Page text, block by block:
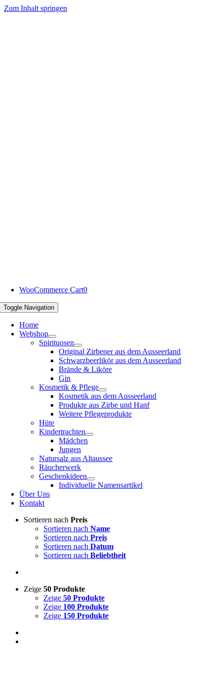
Zum Inhalt springen
WooCommerce Cart0
Toggle Navigation
Home
Webshop
Spirituosen
Original Zirbener aus dem Ausseerland
Schwarzbeerlikör aus dem Ausseerland
Brände & Liköre
Gin
Kosmetik & Pflege
Kosmetik aus dem Ausseerland
Produkte aus Zirbe und Hanf
Weitere Pflegeprodukte
Hüte
Kindertrachten
Mädchen
Jungen
Natursalz aus Altaussee
Räucherwerk
Geschenkideen
Individuelle Namensartikel
Über Uns
Kontakt
Sortieren nach Preis
Sortieren nach Name
Sortieren nach Preis
Sortieren nach Datum
Sortieren nach Beliebtheit
Zeige 50 Produkte
Zeige 50 Produkte
Zeige 100 Produkte
Zeige 150 Produkte